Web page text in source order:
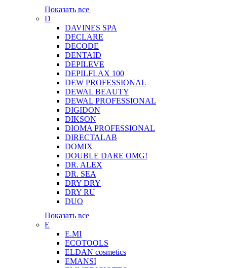
Показать все
D
DAVINES SPA
DECLARE
DECODE
DENTAID
DEPILEVE
DEPILFLAX 100
DEW PROFESSIONAL
DEWAL BEAUTY
DEWAL PROFESSIONAL
DIGIDON
DIKSON
DIOMA PROFESSIONAL
DIRECTALAB
DOMIX
DOUBLE DARE OMG!
DR. ALEX
DR. SEA
DRY DRY
DRY RU
DUO
Показать все
E
E.MI
ECOTOOLS
ELDAN cosmetics
EMANSI